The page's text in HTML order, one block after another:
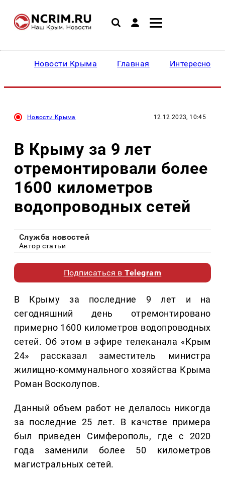
Новости Крыма Главная Интересное
Новости Крыма 12.12.2023, 10:45
В Крыму за 9 лет
отремонтировали более
1600 километров
водопроводных сетей
Служба новостей
Автор статьи
Подписаться вTelegram
В Крыму за последние 9 лет и на
сегодняшний день отремонтировано
примерно 1600 километров водопроводных
сетей. Об этом в эфире телеканала «Крым
24» рассказал заместитель министра
жилищно-коммунального хозяйства Крыма
Роман Восколупов.
Данный объем работ не делалось никогда
за последние 25 лет. В качстве примера
был приведен Симферополь, где с 2020
года заменили более 50 километров
магистральных сетей.